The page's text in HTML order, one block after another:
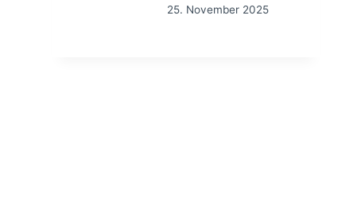
25. November 2025